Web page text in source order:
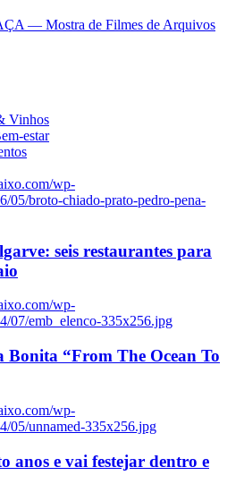
— Mostra de Filmes de Arquivos
Vinhos
estar
wp-
05/broto-chiado-prato-pedro-pena-
seis restaurantes para
wp-
07/emb_elenco-335x256.jpg
Bonita “From The Ocean To
wp-
05/unnamed-335x256.jpg
anos e vai festejar dentro e